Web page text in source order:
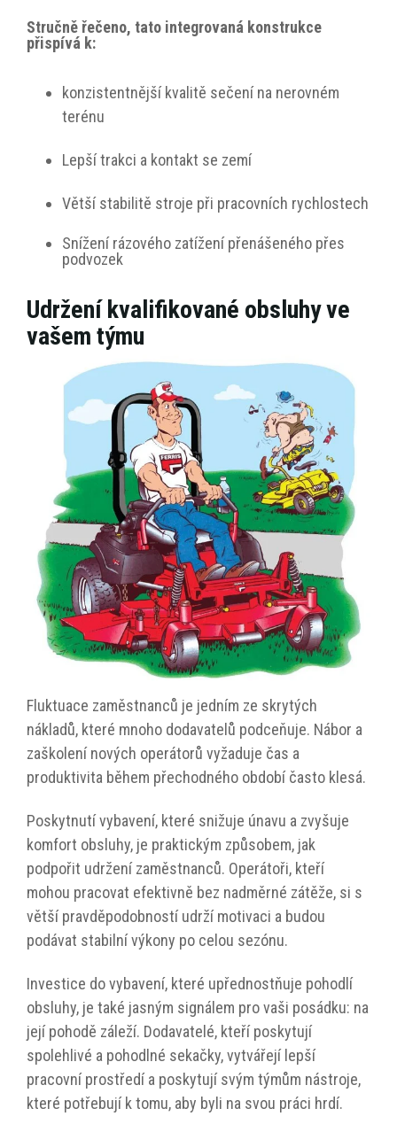
Stručně řečeno, tato integrovaná konstrukce
přispívá k:
konzistentnější kvalitě sečení na nerovném
terénu
Lepší trakci a kontakt se zemí
Větší stabilitě stroje při pracovních rychlostech
Snížení rázového zatížení přenášeného přes
podvozek
Udržení kvalifikované obsluhy ve
vašem týmu
Fluktuace zaměstnanců je jedním ze skrytých
nákladů, které mnoho dodavatelů podceňuje. Nábor a
zaškolení nových operátorů vyžaduje čas a
produktivita během přechodného období často klesá.
Poskytnutí vybavení, které snižuje únavu a zvyšuje
komfort obsluhy, je praktickým způsobem, jak
podpořit udržení zaměstnanců. Operátoři, kteří
mohou pracovat efektivně bez nadměrné zátěže, si s
větší pravděpodobností udrží motivaci a budou
podávat stabilní výkony po celou sezónu.
Investice do vybavení, které upřednostňuje pohodlí
obsluhy, je také jasným signálem pro vaši posádku: na
její pohodě záleží. Dodavatelé, kteří poskytují
spolehlivé a pohodlné sekačky, vytvářejí lepší
pracovní prostředí a poskytují svým týmům nástroje,
které potřebují k tomu, aby byli na svou práci hrdí.